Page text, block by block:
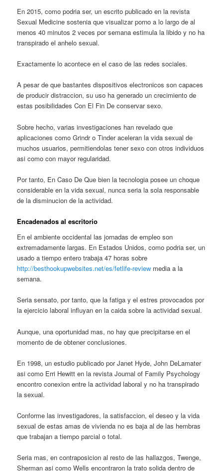
En 2015, como podri­a ser, un escrito publicado en la revista
Sexual Medicine sostenia que visualizar porno a lo largo de al
menos 40 minutos 2 veces por semana estimula la libido y no ha
transpirado el anhelo sexual.
Exactamente lo acontece en el caso de las redes sociales.
A pesar de que bastantes dispositivos electronicos son capaces
de producir distraccion, su uso ha generado un crecimiento de
estas posibilidades Con El Fin De conservar sexo.
Sobre hecho, varias investigaciones han revelado que
aplicaciones como Grindr o Tinder aceleran la vida sexual de
muchos usuarios, permitiendolas tener sexo con otros individuos
asi­ como con mayor regularidad.
Por tanto, En Caso De Que bien la tecnologia posee un choque
considerable en la vida sexual, nunca seri­a la sola responsable
de la disminucion de la actividad.
Encadenados al escritorio
En el ambiente occidental las jornadas de empleo son
extremadamente largas. En Estados Unidos, como podri­a ser, un
usado a tiempo entero trabaja 47 horas sobre
http://besthookupwebsites.net/es/fetlife-review media a la
semana.
Seri­a sensato, por tanto, que la fatiga y el estres provocados por
la ejercicio laboral influyan en la caida sobre la actividad sexual.
Aunque, una oportunidad mas, no hay que precipitarse en el
momento de de obtener conclusiones.
En 1998, un estudio publicado por Janet Hyde, John DeLamater
asi­ como Erri Hewitt en la revista Journal of Family Psychology
encontro conexion entre la actividad laboral y no ha transpirado
la sexual.
Conforme las investigadores, la satisfaccion, el deseo y la vida
sexual de estas amas de vivienda no es baja al de las hembras
que trabajan a tiempo parcial o total.
Seri­a mas, en contraposicion al resto de las hallazgos, Twenge,
Sherman asi­ como Wells encontraron la trato solida dentro de